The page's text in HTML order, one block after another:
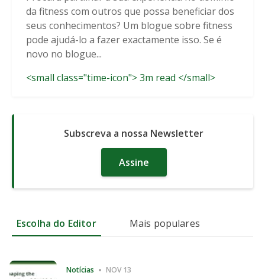
Solutions
da fitness com outros que possa beneficiar dos
seus conhecimentos? Um blogue sobre fitness
pode ajudá-lo a fazer exactamente isso. Se é
novo no blogue...
<small class="time-icon"> 3m read </small>
Subscreva a nossa Newsletter
Assine
Escolha do Editor Mais populares
Notícias NOV 13